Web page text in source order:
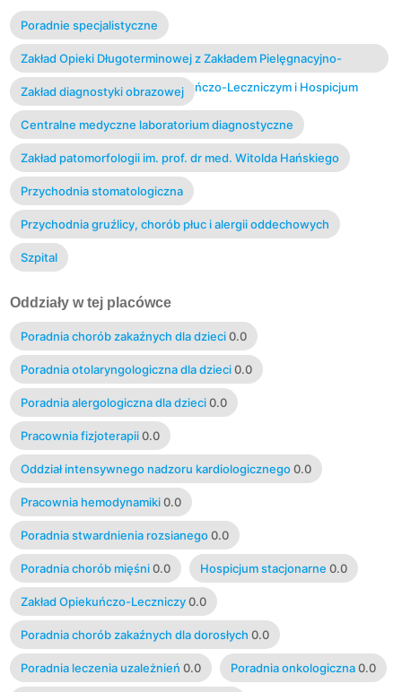
Poradnie specjalistyczne
Zakład Opieki Długoterminowej z Zakładem Pielęgnacyjno-
Opiekuńczym,Zakładem Opiekuńczo-Leczniczym i Hospicjum
Zakład diagnostyki obrazowej
Centralne medyczne laboratorium diagnostyczne
Zakład patomorfologii im. prof. dr med. Witolda Hańskiego
Przychodnia stomatologiczna
Przychodnia gruźlicy, chorób płuc i alergii oddechowych
Szpital
Oddziały w tej placówce
Poradnia chorób zakaźnych dla dzieci 0.0
Poradnia otolaryngologiczna dla dzieci 0.0
Poradnia alergologiczna dla dzieci 0.0
Pracownia fizjoterapii 0.0
Oddział intensywnego nadzoru kardiologicznego 0.0
Pracownia hemodynamiki 0.0
Poradnia stwardnienia rozsianego 0.0
Poradnia chorób mięśni 0.0 Hospicjum stacjonarne 0.0
Zakład Opiekuńczo-Leczniczy 0.0
Poradnia chorób zakaźnych dla dorosłych 0.0
Poradnia leczenia uzależnień 0.0 Poradnia onkologiczna 0.0